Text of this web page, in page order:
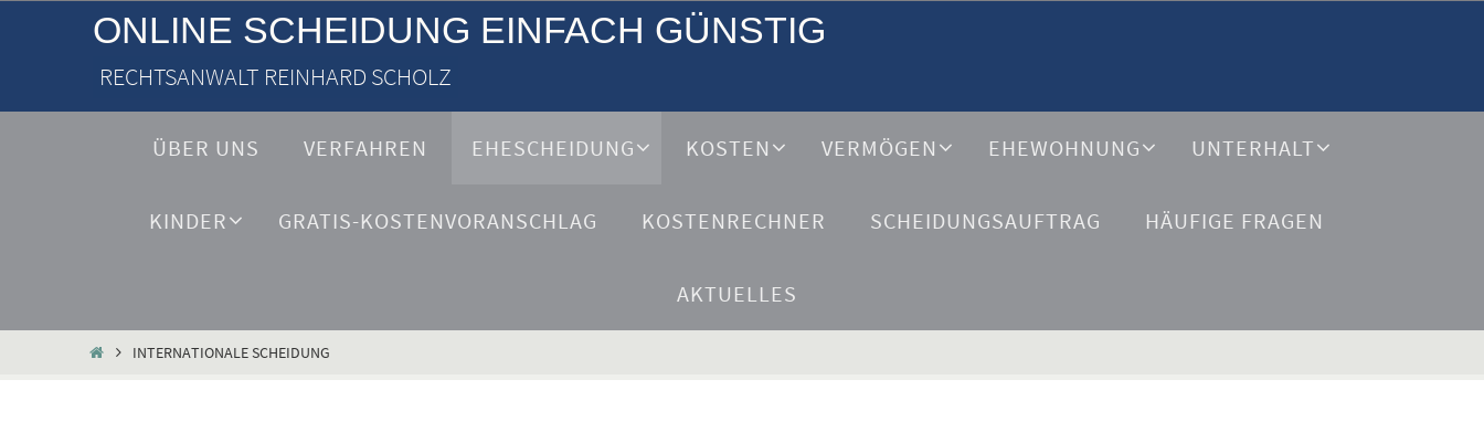
ONLINE SCHEIDUNG EINFACH GÜNSTIG
RECHTSANWALT REINHARD SCHOLZ
ÜBER UNS VERFAHREN EHESCHEIDUNG KOSTEN VERMÖGEN EHEWOHNUNG UNTERHALT
KINDER GRATIS-KOSTENVORANSCHLAG KOSTENRECHNER SCHEIDUNGSAUFTRAG HÄUFIGE FRAGEN
AKTUELLES
INTERNATIONALE SCHEIDUNG